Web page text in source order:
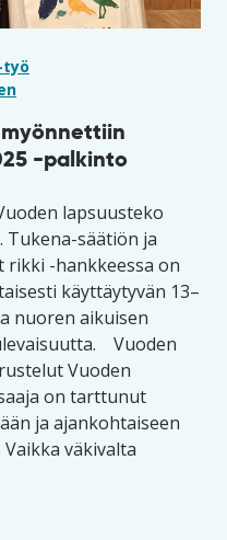
työ
-palkinto
lapsuusteko
Tukena-säätiön ja
rikki -hankkeessa on
käyttäytyvän 13–
nuoren aikuisen
Vuoden
​Vuoden
on tarttunut
ja ajankohtaiseen
väkivalta